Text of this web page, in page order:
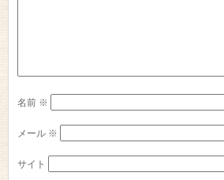
名前 ※
メール ※
サイト